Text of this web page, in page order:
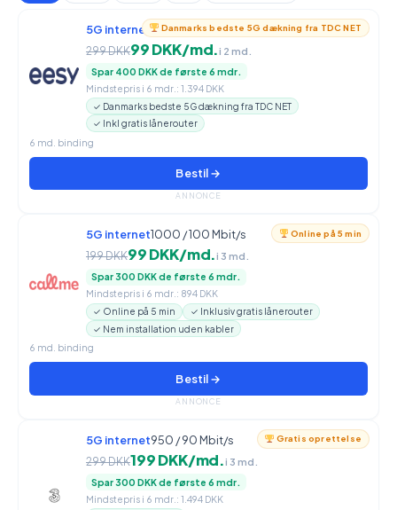
Danmarks bedste 5G dækning fra TDC NET
5G internet950 / 90 Mbit/s
299 DKK99 DKK/md.i 2 md.
Spar 400 DKK de første 6 mdr.
Mindstepris i 6 mdr.: 1.394 DKK
✓ Danmarks bedste 5G dækning fra TDC NET
✓ Inkl gratis lånerouter
6 md. binding
Bestil →
ANNONCE
Online på 5 min
5G internet1000 / 100 Mbit/s
199 DKK99 DKK/md.i 3 md.
Spar 300 DKK de første 6 mdr.
Mindstepris i 6 mdr.: 894 DKK
✓ Online på 5 min
✓ Inklusiv gratis lånerouter
✓ Nem installation uden kabler
6 md. binding
Bestil →
ANNONCE
Gratis oprettelse
5G internet950 / 90 Mbit/s
299 DKK199 DKK/md.i 3 md.
Spar 300 DKK de første 6 mdr.
Mindstepris i 6 mdr.: 1.494 DKK